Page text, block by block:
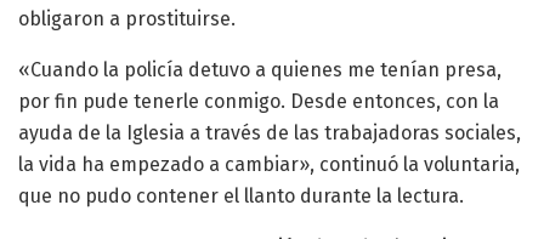
obligaron a prostituirse.
«Cuando la policía detuvo a quienes me tenían presa,
por fin pude tenerle conmigo. Desde entonces, con la
ayuda de la Iglesia a través de las trabajadoras sociales,
la vida ha empezado a cambiar», continuó la voluntaria,
que no pudo contener el llanto durante la lectura.